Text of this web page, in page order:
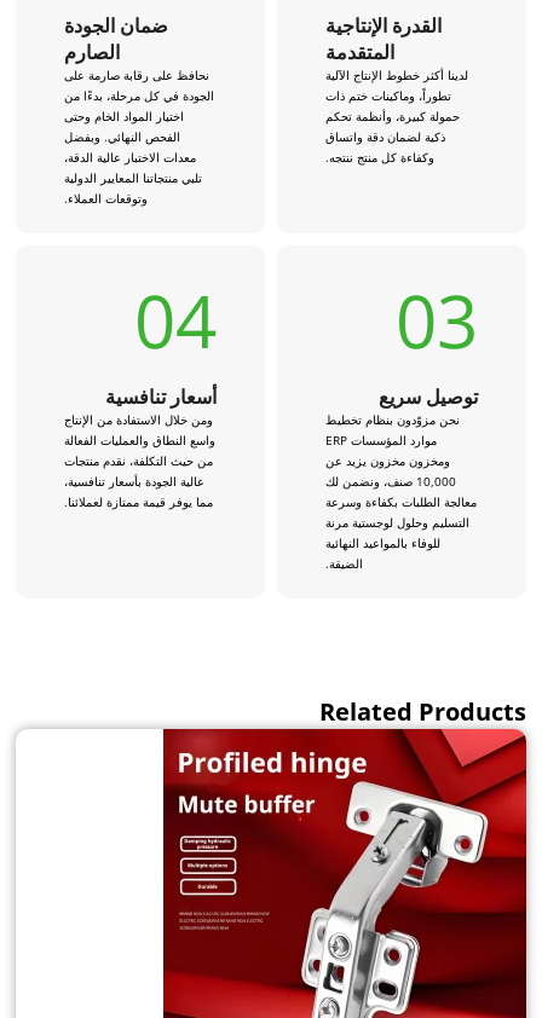
القدرة الإنتاجية
المتقدمة
لدينا أكثر خطوط الإنتاج الآلية
تطوراً، وماكينات ختم ذات
حمولة كبيرة، وأنظمة تحكم
ذكية لضمان دقة واتساق
وكفاءة كل منتج ننتجه.
ضمان الجودة
الصارم
نحافظ على رقابة صارمة على
الجودة في كل مرحلة، بدءًا من
اختيار المواد الخام وحتى
الفحص النهائي. وبفضل
معدات الاختبار عالية الدقة،
تلبي منتجاتنا المعايير الدولية
وتوقعات العملاء.
03
توصيل سريع
نحن مزوّدون بنظام تخطيط
موارد المؤسسات ERP
ومخزون مخزون يزيد عن
10,000 صنف، ونضمن لك
معالجة الطلبات بكفاءة وسرعة
التسليم وحلول لوجستية مرنة
للوفاء بالمواعيد النهائية
الضيقة.
04
أسعار تنافسية
ومن خلال الاستفادة من الإنتاج
واسع النطاق والعمليات الفعالة
من حيث التكلفة، نقدم منتجات
عالية الجودة بأسعار تنافسية،
مما يوفر قيمة ممتازة لعملائنا.
Related Products